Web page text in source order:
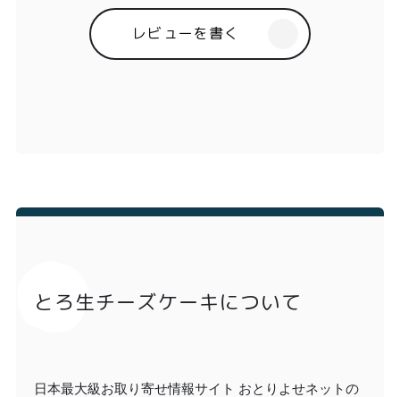
レビューを書く
とろ生チーズケーキについて
日本最大級お取り寄せ情報サイト おとりよせネットの